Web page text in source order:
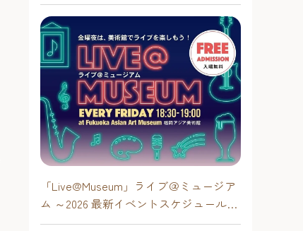
「Live@Museum」ライブ＠ミュージア
ム ～2026 最新イベントスケジュール！
【福岡アジア美術館】